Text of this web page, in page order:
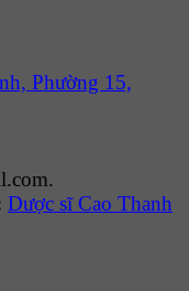
Phường 15,
Dược sĩ Cao Thanh